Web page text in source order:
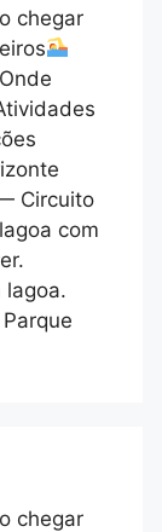
chegar
Onde
Circuito
com
lagoa.
chegar